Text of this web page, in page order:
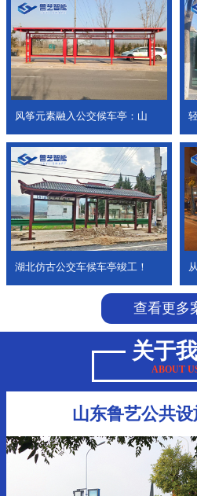
风筝元素融入公交候车亭：山
湖北仿古公交车候车亭竣工！
查看更多
关于
ABOUT
山东鲁艺公共设